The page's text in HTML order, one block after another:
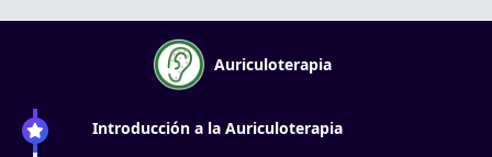
Auriculoterapia
Introducción a la Auriculoterapia